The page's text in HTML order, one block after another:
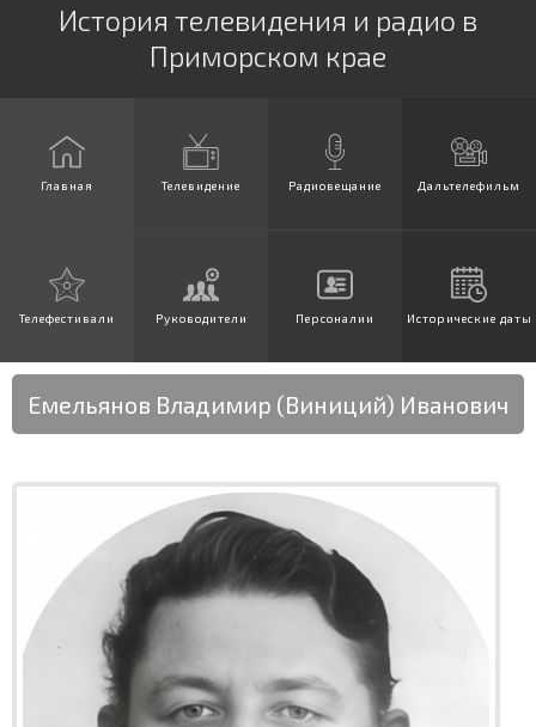
История телевидения и радио в
Приморском крае
Главная Телевидение Радиовещание Дальтелефильм
Телефестивали Руководители Персоналии Исторические даты
Емельянов Владимир (Виниций) Иванович